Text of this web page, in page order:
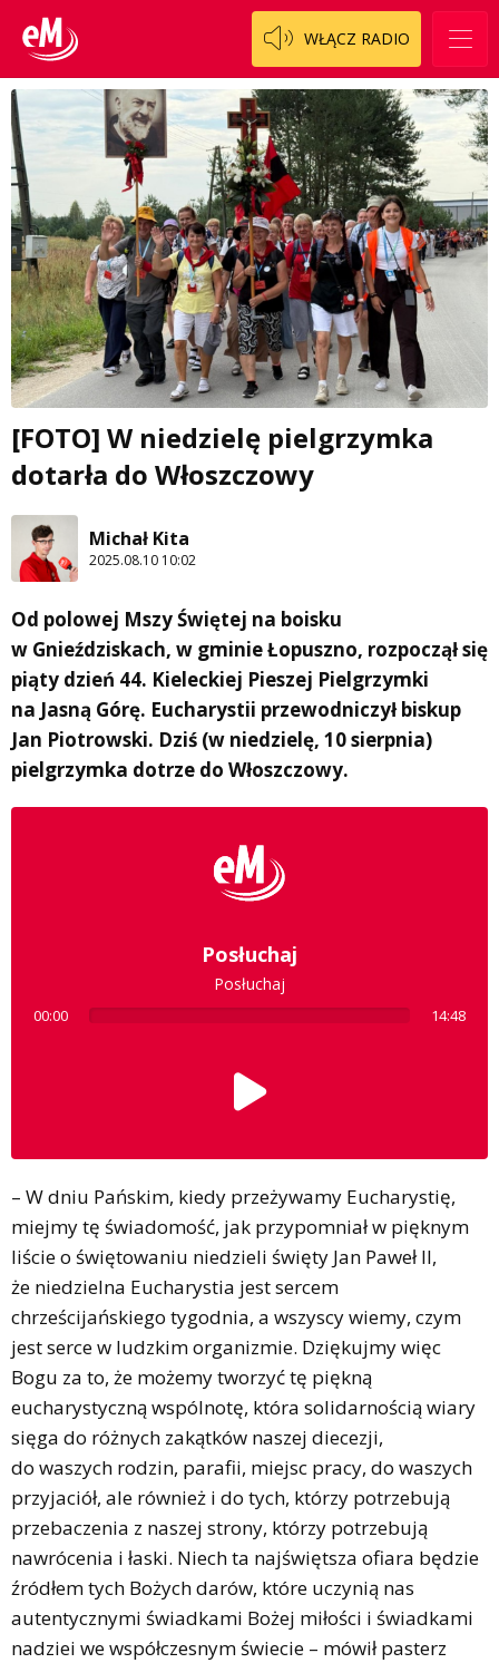
WŁĄCZ RADIO
[FOTO] W niedzielę pielgrzymka
dotarła do Włoszczowy
Michał Kita
2025.08.10 10:02
Od polowej Mszy Świętej na boisku
w Gnieździskach, w gminie Łopuszno, rozpoczął się
piąty dzień 44. Kieleckiej Pieszej Pielgrzymki
na Jasną Górę. Eucharystii przewodniczył biskup
Jan Piotrowski. Dziś (w niedzielę, 10 sierpnia)
pielgrzymka dotrze do Włoszczowy.
Posłuchaj
Posłuchaj
00:00 14:48
– W dniu Pańskim, kiedy przeżywamy Eucharystię,
miejmy tę świadomość, jak przypomniał w pięknym
liście o świętowaniu niedzieli święty Jan Paweł II,
że niedzielna Eucharystia jest sercem
chrześcijańskiego tygodnia, a wszyscy wiemy, czym
jest serce w ludzkim organizmie. Dziękujmy więc
Bogu za to, że możemy tworzyć tę piękną
eucharystyczną wspólnotę, która solidarnością wiary
sięga do różnych zakątków naszej diecezji,
do waszych rodzin, parafii, miejsc pracy, do waszych
przyjaciół, ale również i do tych, którzy potrzebują
przebaczenia z naszej strony, którzy potrzebują
nawrócenia i łaski. Niech ta najświętsza ofiara będzie
źródłem tych Bożych darów, które uczynią nas
autentycznymi świadkami Bożej miłości i świadkami
nadziei we współczesnym świecie – mówił pasterz